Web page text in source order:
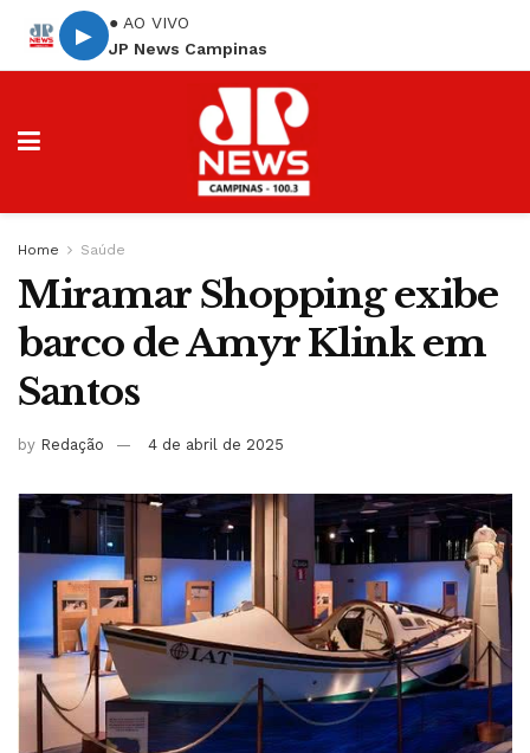
▶
● AO VIVO
JP News Campinas
Home Saúde
Miramar Shopping exibe
barco de Amyr Klink em
Santos
by Redação 4 de abril de 2025